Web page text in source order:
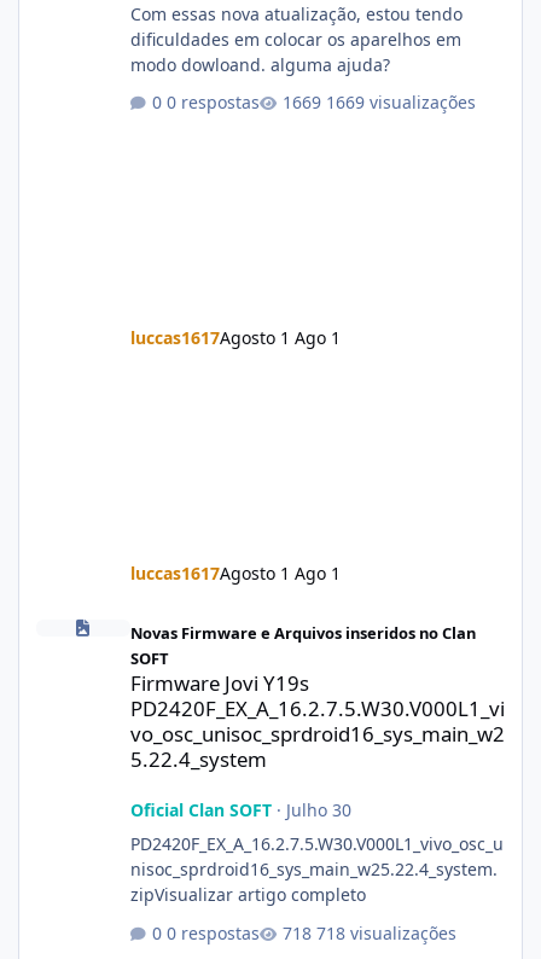
Com essas nova atualização, estou tendo
dificuldades em colocar os aparelhos em
modo dowloand. alguma ajuda?
0 respostas
1669 visualizações
luccas1617Agosto 1 Ago 1
luccas1617Agosto 1 Ago 1
Firmware Jovi Y19s
Novas Firmware e Arquivos inseridos no Clan
SOFT
Firmware Jovi Y19s
PD2420F_EX_A_16.2.7.5.W30.V000L1_vi
vo_osc_unisoc_sprdroid16_sys_main_w2
5.22.4_system
Oficial Clan SOFT· Julho 30
PD2420F_EX_A_16.2.7.5.W30.V000L1_vivo_osc_u
nisoc_sprdroid16_sys_main_w25.22.4_system.
zipVisualizar artigo completo
0 respostas
718 visualizações